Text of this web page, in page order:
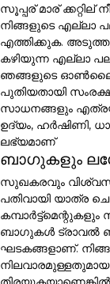
സൂപ്പര് മാര്
നിങ്ങളുടെ എല്ലാ
എത്തിക്കുക.
കഴിയുന്ന എല്ലാ
ഞങ്ങളുടെ ഓൺലൈൻ
പുതിയതായി
സാധനങ്ങളും
ഉദ്യം, ഹർഷിണി,
ലഭ്യമാണ്
ബാഗുകളും
സുഖകരവും
പതിവായി യാത്ര
ബാഗുകൾ ട്രാവൽ
ഘടകങ്ങളാണ്.